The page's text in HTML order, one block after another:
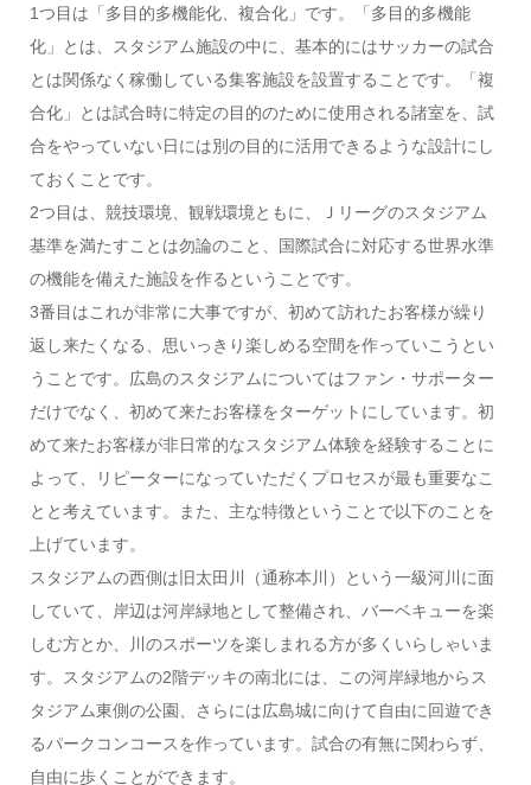
1つ目は「多目的多機能化、複合化」です。「多目的多機能
化」とは、スタジアム施設の中に、基本的にはサッカーの試合
とは関係なく稼働している集客施設を設置することです。「複
合化」とは試合時に特定の目的のために使用される諸室を、試
合をやっていない日には別の目的に活用できるような設計にし
ておくことです。
2つ目は、競技環境、観戦環境ともに、Ｊリーグのスタジアム
基準を満たすことは勿論のこと、国際試合に対応する世界水準
の機能を備えた施設を作るということです。
3番目はこれが非常に大事ですが、初めて訪れたお客様が繰り
返し来たくなる、思いっきり楽しめる空間を作っていこうとい
うことです。広島のスタジアムについてはファン・サポーター
だけでなく、初めて来たお客様をターゲットにしています。初
めて来たお客様が非日常的なスタジアム体験を経験することに
よって、リピーターになっていただくプロセスが最も重要なこ
とと考えています。また、主な特徴ということで以下のことを
上げています。
スタジアムの西側は旧太田川（通称本川）という一級河川に面
していて、岸辺は河岸緑地として整備され、バーベキューを楽
しむ方とか、川のスポーツを楽しまれる方が多くいらしゃいま
す。スタジアムの2階デッキの南北には、この河岸緑地からス
タジアム東側の公園、さらには広島城に向けて自由に回遊でき
るパークコンコースを作っています。試合の有無に関わらず、
自由に歩くことができます。